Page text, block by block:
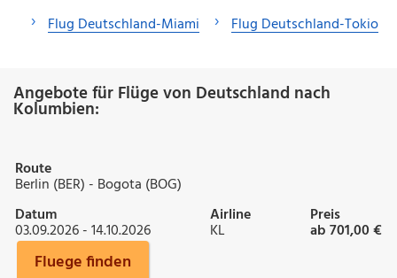
Flug Deutschland-Miami
Flug Deutschland-Tokio
Angebote für Flüge von Deutschland nach
Kolumbien:
Route
Berlin (BER) - Bogota (BOG)
Datum
03.09.2026 - 14.10.2026
Airline
KL
Preis
ab 701,00 €
Fluege finden